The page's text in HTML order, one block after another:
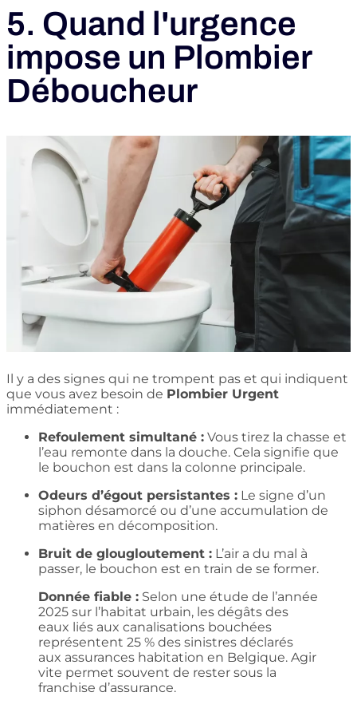
5. Quand l'urgence
impose un Plombier
Déboucheur
Il y a des signes qui ne trompent pas et qui indiquent
que vous avez besoin de Plombier Urgent
immédiatement :
Refoulement simultané : Vous tirez la chasse et
l’eau remonte dans la douche. Cela signifie que
le bouchon est dans la colonne principale.
Odeurs d’égout persistantes : Le signe d’un
siphon désamorcé ou d’une accumulation de
matières en décomposition.
Bruit de glougloutement : L’air a du mal à
passer, le bouchon est en train de se former.
Donnée fiable : Selon une étude de l’année
2025 sur l’habitat urbain, les dégâts des
eaux liés aux canalisations bouchées
représentent 25 % des sinistres déclarés
aux assurances habitation en Belgique. Agir
vite permet souvent de rester sous la
franchise d’assurance.